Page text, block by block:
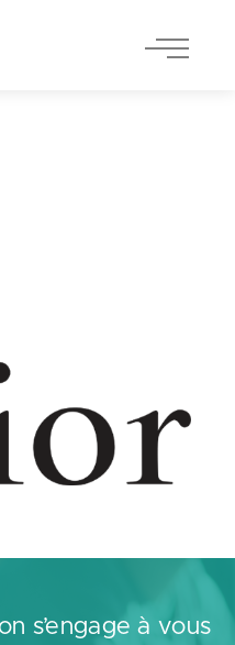
s’engage à vous